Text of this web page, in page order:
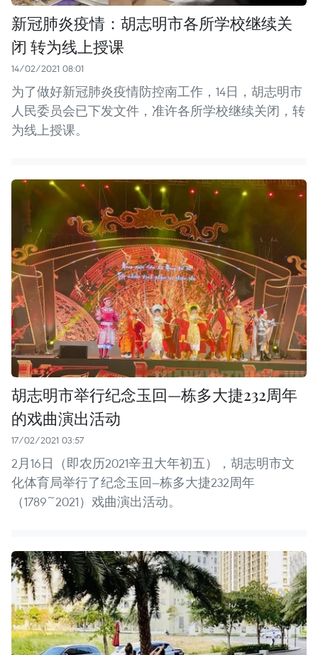
新冠肺炎疫情：胡志明市各所学校继续关
闭 转为线上授课
14/02/2021 08:01
为了做好新冠肺炎疫情防控南工作，14日，胡志明市
人民委员会已下发文件，准许各所学校继续关闭，转
为线上授课。
胡志明市举行纪念玉回—栋多大捷232周年
的戏曲演出活动
17/02/2021 03:57
2月16日（即农历2021辛丑大年初五），胡志明市文
化体育局举行了纪念玉回—栋多大捷232周年
（1789~2021）戏曲演出活动。